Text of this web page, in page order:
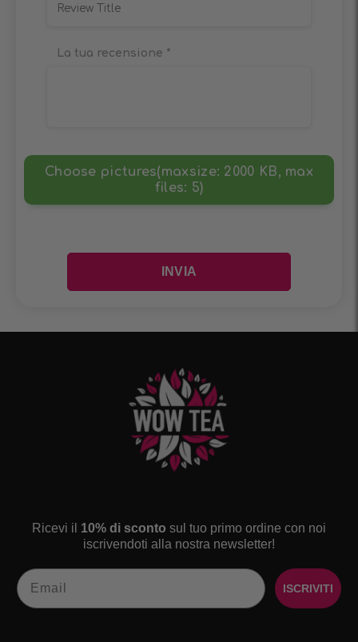
La tua recensione *
Choose pictures(maxsize: 2000 KB, max
files: 5)
Ricevi il 10% di sconto sul tuo primo ordine con noi
iscrivendoti alla nostra newsletter!
Email
ISCRIVITI